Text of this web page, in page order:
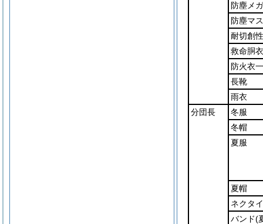
防塵メ
防塵マ
耐切創
救命胴衣
防火衣
長靴
雨衣
分団長
冬服
冬帽
夏服
夏帽
ネクタイ
バンド(